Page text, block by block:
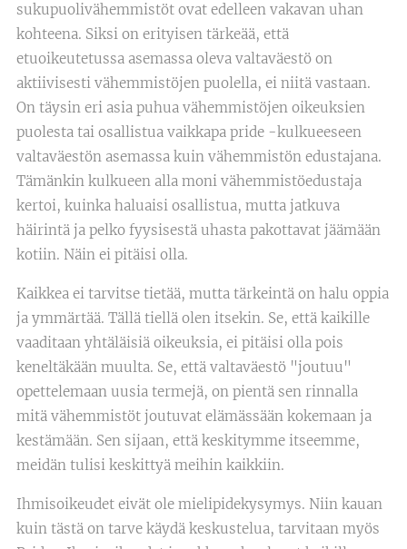
sukupuolivähemmistöt ovat edelleen vakavan uhan
kohteena. Siksi on erityisen tärkeää, että
etuoikeutetussa asemassa oleva valtaväestö on
aktiivisesti vähemmistöjen puolella, ei niitä vastaan.
On täysin eri asia puhua vähemmistöjen oikeuksien
puolesta tai osallistua vaikkapa pride -kulkueeseen
valtaväestön asemassa kuin vähemmistön edustajana.
Tämänkin kulkueen alla moni vähemmistöedustaja
kertoi, kuinka haluaisi osallistua, mutta jatkuva
häirintä ja pelko fyysisestä uhasta pakottavat jäämään
kotiin. Näin ei pitäisi olla.
Kaikkea ei tarvitse tietää, mutta tärkeintä on halu oppia
ja ymmärtää. Tällä tiellä olen itsekin. Se, että kaikille
vaaditaan yhtäläisiä oikeuksia, ei pitäisi olla pois
keneltäkään muulta. Se, että valtaväestö "joutuu"
opettelemaan uusia termejä, on pientä sen rinnalla
mitä vähemmistöt joutuvat elämässään kokemaan ja
kestämään. Sen sijaan, että keskitymme itseemme,
meidän tulisi keskittyä meihin kaikkiin.
Ihmisoikeudet eivät ole mielipidekysymys. Niin kauan
kuin tästä on tarve käydä keskustelua, tarvitaan myös